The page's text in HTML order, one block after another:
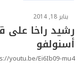
يناير 18, 2014
رشيد راخا على
أسنولفو
youtu.be/Ei6Ib09-mu4